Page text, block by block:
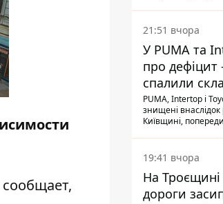
сообщает,
21:51 вчора
У PUMA та
про дефіцит
спалили
брендів
PUMA, Intertop і
знищені внаслідок
Київщині,
19:41 вчора
На Троєщині
дороги